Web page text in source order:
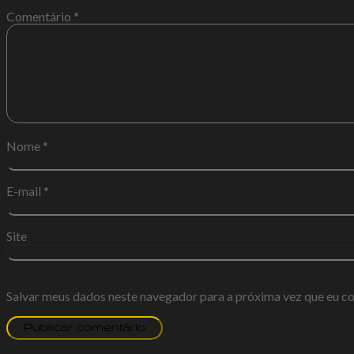
Comentário *
Nome *
E-mail *
Site
Salvar meus dados neste navegador para a próxima vez que eu